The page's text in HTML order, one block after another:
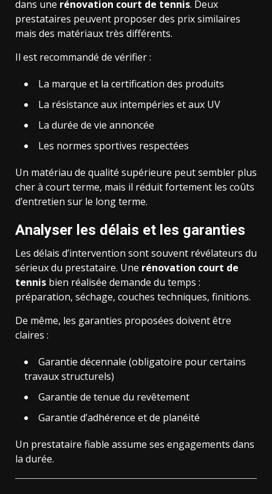
dans une rénovation court de tennis. Deux
prestataires peuvent proposer des prix similaires
mais des matériaux très différents.
Il est recommandé de vérifier :
La marque et la certification des produits
La résistance aux intempéries et aux UV
La durée de vie annoncée
Les normes sportives respectées
Un matériau de qualité supérieure peut sembler plus
cher à court terme, mais il réduit fortement les coûts
d’entretien sur le long terme.
Analyser les délais et les garanties
Les délais d’intervention sont souvent révélateurs du
sérieux du prestataire. Une rénovation court de
tennis bien réalisée demande du temps :
préparation, séchage, couches techniques, finitions.
De même, les garanties proposées doivent être
claires :
Garantie décennale (obligatoire pour certains
travaux structurels)
Garantie de tenue du revêtement
Garantie d’adhérence et de planéité
Un prestataire fiable assume ses engagements dans
la durée.